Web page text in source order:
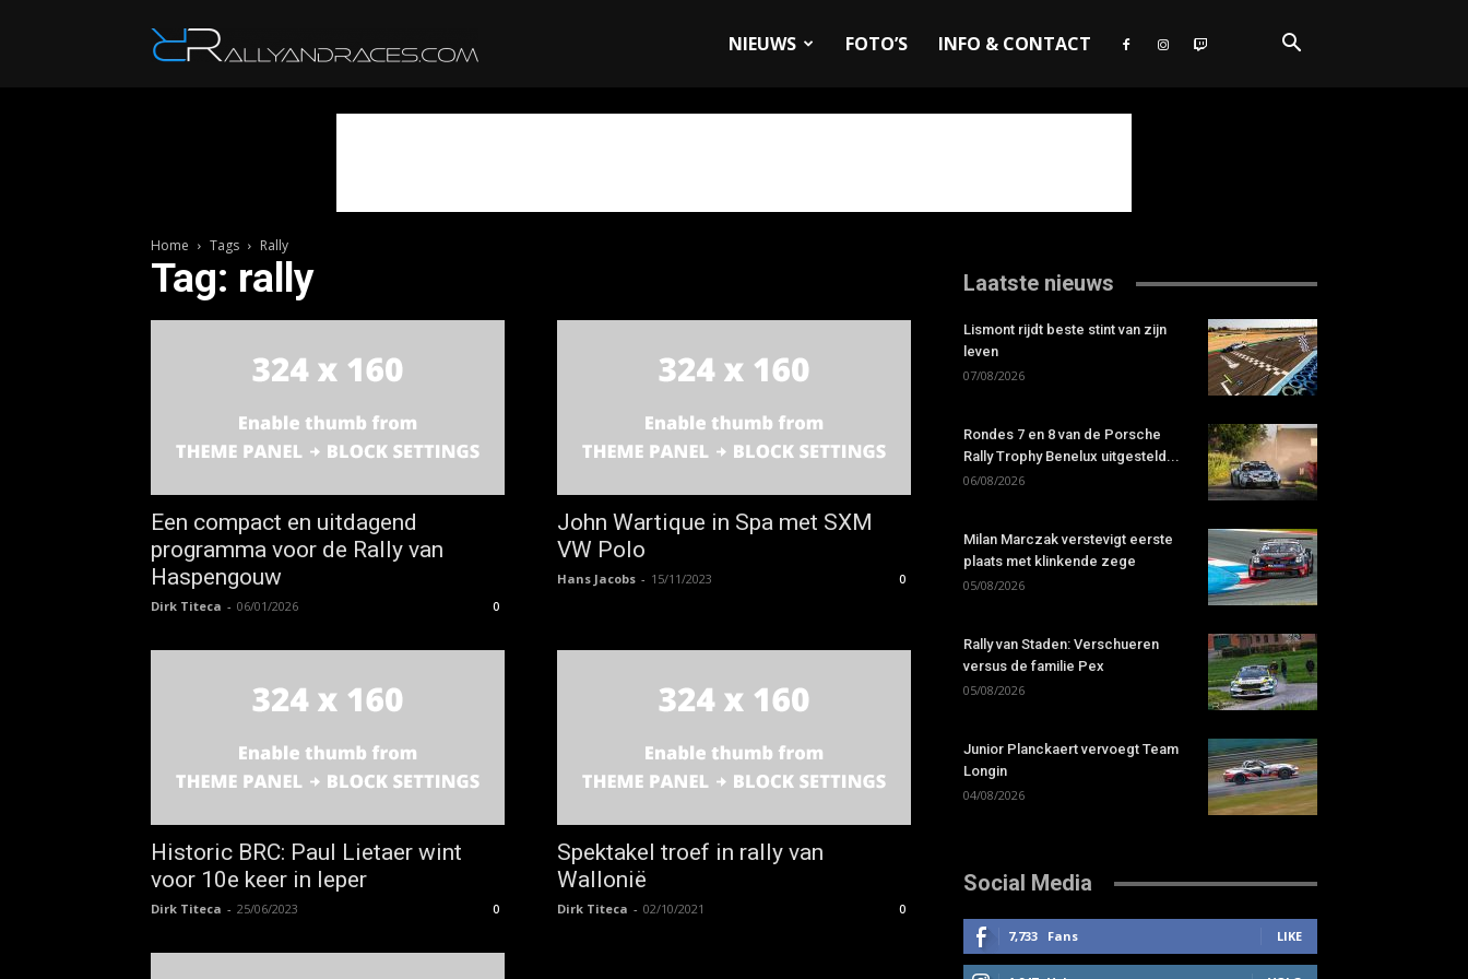
NIEUWS FOTO’S INFO & CONTACT
Home Tags Rally
Tag: rally
Een compact en uitdagend
programma voor de Rally van
Haspengouw
Dirk Titeca - 06/01/2026 0
John Wartique in Spa met SXM
VW Polo
Hans Jacobs - 15/11/2023 0
Historic BRC: Paul Lietaer wint
voor 10e keer in Ieper
Dirk Titeca - 25/06/2023 0
Spektakel troef in rally van
Wallonië
Dirk Titeca - 02/10/2021 0
Laatste nieuws
Lismont rijdt beste stint van zijn
leven
07/08/2026
Rondes 7 en 8 van de Porsche
Rally Trophy Benelux uitgesteld...
06/08/2026
Milan Marczak verstevigt eerste
plaats met klinkende zege
05/08/2026
Rally van Staden: Verschueren
versus de familie Pex
05/08/2026
Junior Planckaert vervoegt Team
Longin
04/08/2026
Social Media
7,733 Fans LIKE